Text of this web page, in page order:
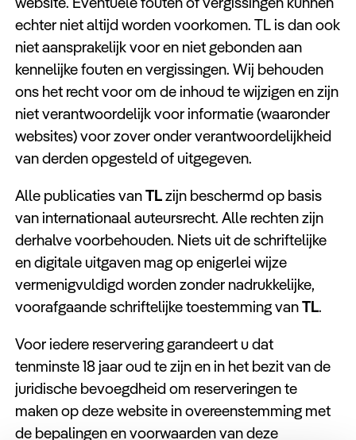
Keuzehulp
echter niet altijd worden voorkomen. TL is dan ook
niet aansprakelijk voor en niet gebonden aan
kennelijke fouten en vergissingen. Wij behouden
ons het recht voor om de inhoud te wijzigen en zijn
niet verantwoordelijk voor informatie (waaronder
websites) voor zover onder verantwoordelijkheid
van derden opgesteld of uitgegeven.
Alle publicaties vanTLzijn beschermd op basis
van internationaal auteursrecht. Alle rechten zijn
derhalve voorbehouden. Niets uit de schriftelijke
en digitale uitgaven mag op enigerlei wijze
vermenigvuldigd worden zonder nadrukkelijke,
voorafgaande schriftelijke toestemming vanTL.
Voor iedere reservering garandeert u dat
tenminste 18 jaar oud te zijn en in het bezit van de
juridische bevoegdheid om reserveringen te
maken op deze website in overeenstemming met
de bepalingen en voorwaarden van deze